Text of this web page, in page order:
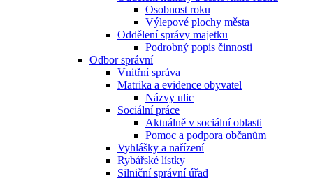
Osobnost roku
Výlepové plochy města
Oddělení správy majetku
Podrobný popis činnosti
Odbor správní
Vnitřní správa
Matrika a evidence obyvatel
Názvy ulic
Sociální práce
Aktuálně v sociální oblasti
Pomoc a podpora občanům
Vyhlášky a nařízení
Rybářské lístky
Silniční správní úřad